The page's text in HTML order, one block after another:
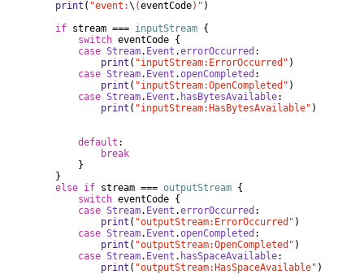
print ( "event:\ (eventCode)" )
if stream === inputStream {
switch eventCode {
case Stream. Event .errorOccurred :
print ( "inputStream:ErrorOccurred" )
case Stream. Event .openCompleted :
print ( "inputStream:OpenCompleted" )
case Stream. Event . hasBytesAvailable:
print ( "inputStream:HasBytesAvailable" )
default :
break
}
}
else if stream === outputStream {
switch eventCode {
case Stream. Event .errorOccurred :
print ( "outputStream:ErrorOccurred" )
case Stream. Event .openCompleted :
print ( "outputStream:OpenCompleted" )
case Stream. Event . hasSpaceAvailable:
print ( "outputStream:HasSpaceAvailable" )